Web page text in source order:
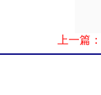
上一篇：